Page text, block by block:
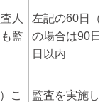
人
監
左記の60日（
の場合は90日
日以内
こ
監査を実施し